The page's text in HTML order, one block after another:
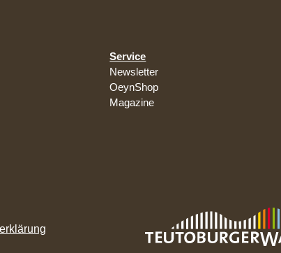
Service
Newsletter
OeynShop
Magazine